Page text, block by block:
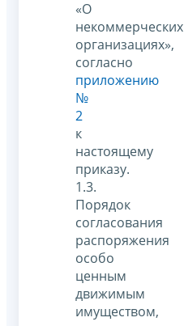
«О
некоммерческих
организациях»,
согласно
приложению
№
2
к
настоящему
приказу.
1.3.
Порядок
согласования
распоряжения
особо
ценным
движимым
имуществом,